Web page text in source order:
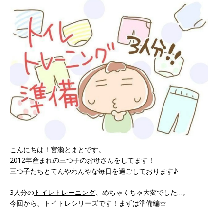
こんにちは！宮瀬とまとです。
2012年産まれの三つ子のお母さんをしてます！
三つ子たちとてんやわんやな毎日を過ごしております♪
3人分の トイレトレーニング 、めちゃくちゃ大変でした…。
今回から、トイトレシリーズです！まずは準備編☆